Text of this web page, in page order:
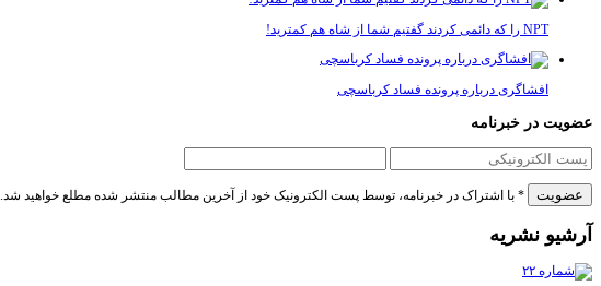
NPT را که دائمی کردند گفتیم شما از شاه هم کمترید!
افشاگری درباره پرونده فساد کرباسچی
عضویت در خبرنامه
* با اشتراک در خبرنامه، توسط پست الکترونیک خود از آخرین مطالب منتشر شده مطلع خواهید شد.
آرشیو نشریه